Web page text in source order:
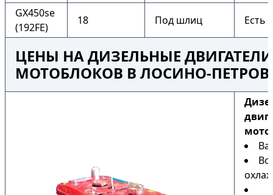
GX450se
(192FE)
18 Под шлиц Есть
ЦЕНЫ НА ДИЗЕЛЬНЫЕ
МОТОБЛОКОВ В ЛОСИНО-